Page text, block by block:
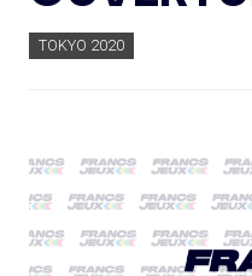
TOKYO 2020